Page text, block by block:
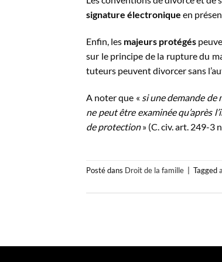
signature électronique en
Enfin, les majeurs protégés
sur le principe de la rupture du
tuteurs peuvent divorcer sans
A noter que « si une demande
ne peut être examinée qu’après
de protection» (C. civ. art. 249-3
Posté dans Droit de la famille Tagged